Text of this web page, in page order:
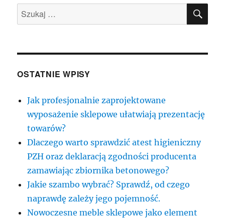
Szukaj:
OSTATNIE WPISY
Jak profesjonalnie zaprojektowane
wyposażenie sklepowe ułatwiają prezentację
towarów?
Dlaczego warto sprawdzić atest higieniczny
PZH oraz deklaracją zgodności producenta
zamawiając zbiornika betonowego?
Jakie szambo wybrać? Sprawdź, od czego
naprawdę zależy jego pojemność.
Nowoczesne meble sklepowe jako element